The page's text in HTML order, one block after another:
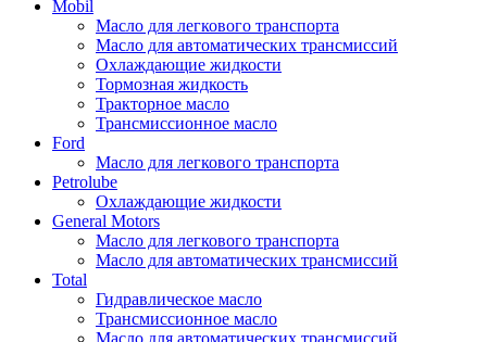
Mobil
Масло для легкового транспорта
Масло для автоматических трансмиссий
Охлаждающие жидкости
Тормозная жидкость
Тракторное масло
Трансмиссионное масло
Ford
Масло для легкового транспорта
Petrolube
Охлаждающие жидкости
General Motors
Масло для легкового транспорта
Масло для автоматических трансмиссий
Total
Гидравлическое масло
Трансмиссионное масло
Масло для автоматических трансмиссий